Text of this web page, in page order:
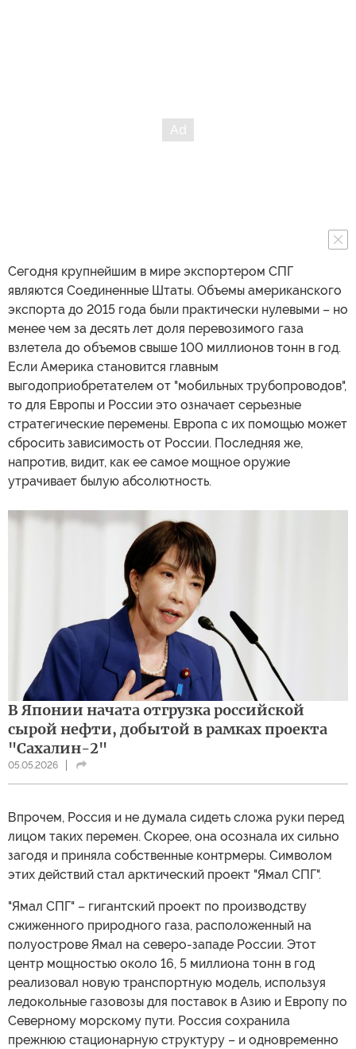
Сегодня крупнейшим в мире экспортером СПГ
являются Соединенные Штаты. Объемы американского
экспорта до 2015 года были практически нулевыми – но
менее чем за десять лет доля перевозимого газа
взлетела до объемов свыше 100 миллионов тонн в год.
Если Америка становится главным
выгодоприобретателем от "мобильных трубопроводов",
то для Европы и России это означает серьезные
стратегические перемены. Европа с их помощью может
сбросить зависимость от России. Последняя же,
напротив, видит, как ее самое мощное оружие
утрачивает былую абсолютность.
В Японии начата отгрузка российской
сырой нефти, добытой в рамках проекта
"Сахалин-2"
05.05.2026
Впрочем, Россия и не думала сидеть сложа руки перед
лицом таких перемен. Скорее, она осознала их сильно
загодя и приняла собственные контрмеры. Символом
этих действий стал арктический проект "Ямал СПГ".
"Ямал СПГ" – гигантский проект по производству
сжиженного природного газа, расположенный на
полуострове Ямал на северо-западе России. Этот
центр мощностью около 16, 5 миллиона тонн в год
реализовал новую транспортную модель, используя
ледокольные газовозы для поставок в Азию и Европу по
Северному морскому пути. Россия сохранила
прежнюю стационарную структуру – и одновременно